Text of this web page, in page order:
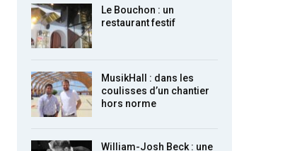
Le Bouchon : un
restaurant festif
MusikHall : dans les
coulisses d’un chantier
hors norme
William-Josh Beck : une